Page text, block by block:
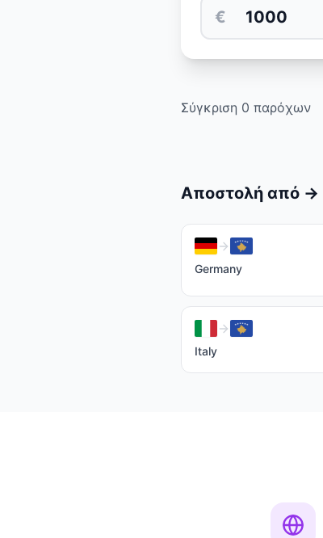
€
Σύγκριση 0 παρόχων
Αποστολή από →
Germany
Italy